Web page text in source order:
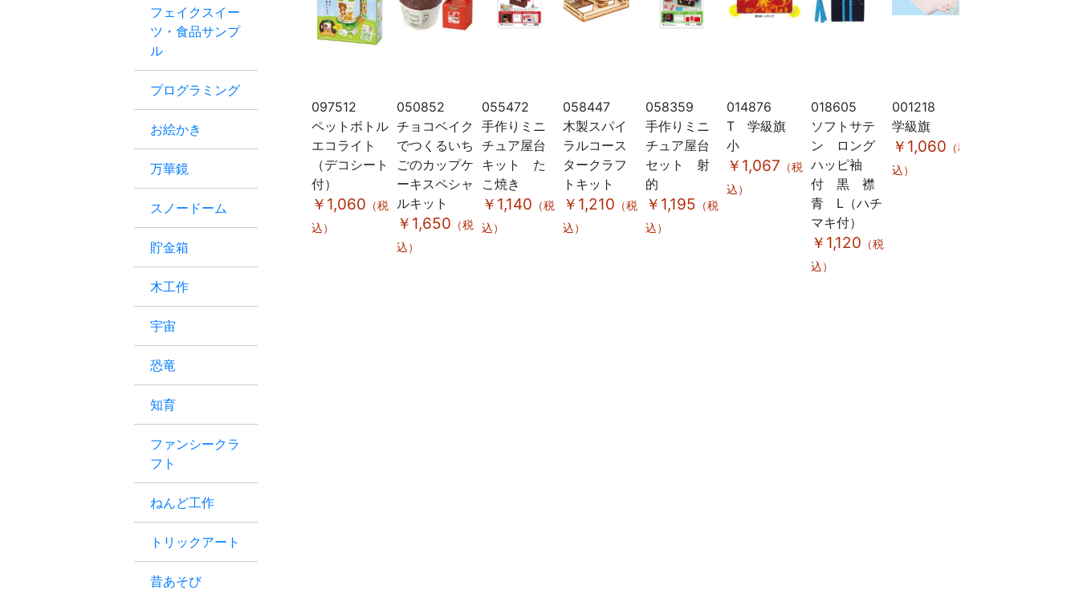
フェイクスイー
ツ・食品サンプ
ル
プログラミング
お絵かき
万華鏡
スノードーム
貯金箱
木工作
宇宙
恐竜
知育
ファンシークラ
フト
ねんど工作
トリックアート
昔あそび
097512
ペットボトル
エコライト
（デコシート
付）
￥1,060 （税
込）
050852
チョコベイク
でつくるいち
ごのカップケ
ーキスペシャ
ルキット
￥1,650 （税
込）
055472
手作りミニ
チュア屋台
キット た
こ焼き
￥1,140 （税
込）
058447
木製スパイ
ラルコース
タークラフ
トキット
￥1,210 （税
込）
058359
手作りミニ
チュア屋台
セット 射
的
￥1,195 （税
込）
014876
T 学級旗
小
￥1,067 （税
込）
018605
ソフトサテ
ン ロング
ハッピ袖
付 黒 襟
青 L（ハチ
マキ付）
￥1,120 （税
込）
001218
学級旗
￥1,060 （税
込）